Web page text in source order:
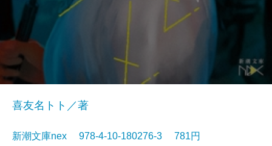
喜友名トト／著
新潮文庫nex 978-4-10-180276-3 781円